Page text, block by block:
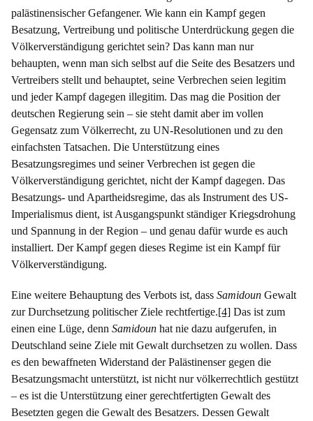
palästinensischer Gefangener. Wie kann ein Kampf gegen
Besatzung, Vertreibung und politische Unterdrückung gegen die
Völkerverständigung gerichtet sein? Das kann man nur
behaupten, wenn man sich selbst auf die Seite des Besatzers und
Vertreibers stellt und behauptet, seine Verbrechen seien legitim
und jeder Kampf dagegen illegitim. Das mag die Position der
deutschen Regierung sein – sie steht damit aber im vollen
Gegensatz zum Völkerrecht, zu UN-Resolutionen und zu den
einfachsten Tatsachen. Die Unterstützung eines
Besatzungsregimes und seiner Verbrechen ist gegen die
Völkerverständigung gerichtet, nicht der Kampf dagegen. Das
Besatzungs- und Apartheidsregime, das als Instrument des US-
Imperialismus dient, ist Ausgangspunkt ständiger Kriegsdrohung
und Spannung in der Region – und genau dafür wurde es auch
installiert. Der Kampf gegen dieses Regime ist ein Kampf für
Völkerverständigung.
Eine weitere Behauptung des Verbots ist, dass Samidoun Gewalt
zur Durchsetzung politischer Ziele rechtfertige.[4] Das ist zum
einen eine Lüge, denn Samidoun hat nie dazu aufgerufen, in
Deutschland seine Ziele mit Gewalt durchsetzen zu wollen. Dass
es den bewaffneten Widerstand der Palästinenser gegen die
Besatzungsmacht unterstützt, ist nicht nur völkerrechtlich gestützt
– es ist die Unterstützung einer gerechtfertigten Gewalt des
Besetzten gegen die Gewalt des Besatzers. Dessen Gewalt